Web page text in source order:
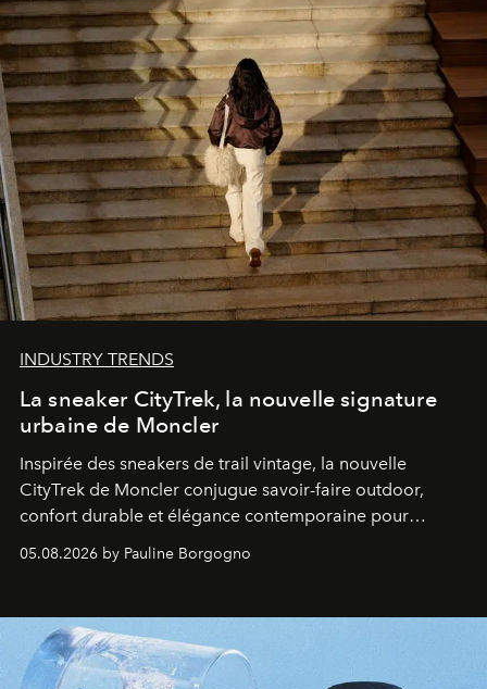
INDUSTRY TRENDS
La sneaker CityTrek, la nouvelle signature
urbaine de Moncler
Inspirée des sneakers de trail vintage, la nouvelle
CityTrek de Moncler conjugue savoir-faire outdoor,
confort durable et élégance contemporaine pour
05.08.2026 by Pauline Borgogno